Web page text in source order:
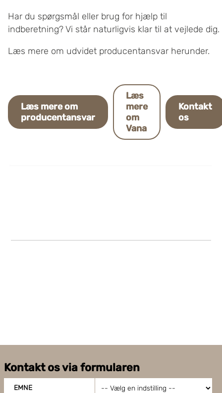
dine cookieindstillinger ved at klike på "Tilpas".
Har du spørgsmål eller brug for hjælp til
indberetning? Vi står naturligvis klar til at vejlede dig.
Læs mere om udvidet producentansvar herunder.
Læs mere om
producentansvar
Læs
mere
om
Vana
Kontakt
os
Kontakt os via formularen
EMNE